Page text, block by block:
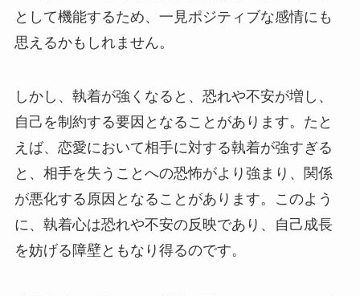
として機能するため、一見ポジティブな感情にも
思えるかもしれません。
しかし、執着が強くなると、恐れや不安が増し、
自己を制約する要因となることがあります。たと
えば、恋愛において相手に対する執着が強すぎる
と、相手を失うことへの恐怖がより強まり、関係
が悪化する原因となることがあります。このよう
に、執着心は恐れや不安の反映であり、自己成長
を妨げる障壁ともなり得るのです。